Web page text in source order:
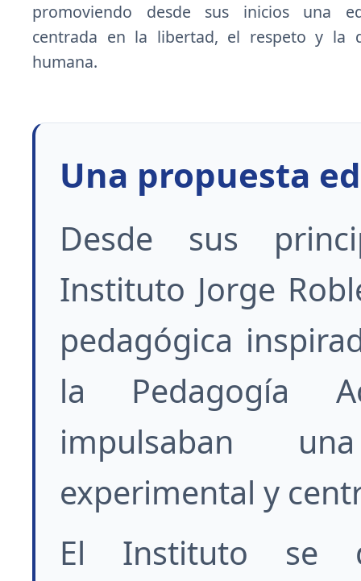
promoviendo desde sus inicios una
centrada en la libertad, el respeto y la
humana.
Una propuesta
Desde sus
Instituto Jorge
pedagógica
la Pedagogía
impulsaban
experimental y
El Instituto se